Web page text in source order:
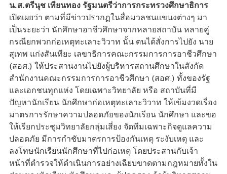
น.ส.ตรีนุช เทียนทอง รัฐมนตรีว่าการกระทรวงศึกษาธิการ
เปิดเผยว่า ตามที่มีข่าวปรากฏในสื่อมวลชนแขนงต่างๆ มา
เป็นระยะว่า นักศึกษาอาชีวศึกษาจากหลายสถาบัน หลายคู่
กรณียกพวกก่อเหตุทะเลาะวิวาท นั้น ตนได้สั่งการไปยัง นาย
สุเทพ แก่งสันเทียะ เลขาธิการคณะกรรมการการอาชีวศึกษา
(สอศ.) ให้ประสานงานไปยังผู้บริหารสถานศึกษาในสังกัด
สำนักงานคณะกรรมการการอาชีวศึกษา (สอศ.) ทั้งของรัฐ
และเอกชนทุกแห่ง โดยเฉพาะวิทยาลัย หรือ สถาบันที่มี
ปัญหานักเรียน นักศึกษาก่อเหตุทะเลาะวิวาท ให้เข้มงวดเรื่อง
มาตรการรักษาความปลอดภัยของนักเรียน นักศึกษา และขอ
ให้เรียกประชุมวิทยาลัยกลุ่มเสี่ยง จัดทีมเฉพาะกิจดูแลความ
ปลอดภัย มีการกำชับมาตรการป้องกันเหตุ ระงับเหตุ และ
ลงโทษนักเรียนนักศึกษาที่ไปก่อเหตุ โดยประสานกับเจ้า
หน้าที่ตำรวจให้ดำเนินการอย่างเฉียบขาดตามกฎหมายทั้งใน